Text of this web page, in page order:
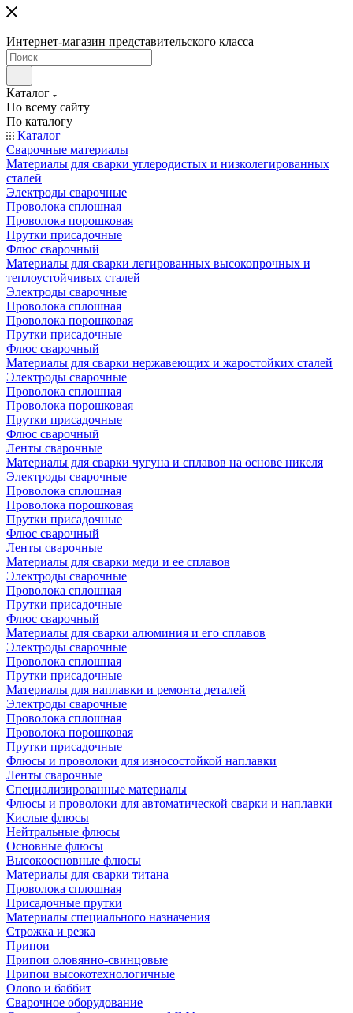
Интернет-магазин представительского класса
Каталог
По всему сайту
По каталогу
Каталог
Сварочные материалы
Материалы для сварки углеродистых и низколегированных
сталей
Электроды сварочные
Проволока сплошная
Проволока порошковая
Прутки присадочные
Флюс сварочный
Материалы для сварки легированных высокопрочных и
теплоустойчивых сталей
Электроды сварочные
Проволока сплошная
Проволока порошковая
Прутки присадочные
Флюс сварочный
Материалы для сварки нержавеющих и жаростойких сталей
Электроды сварочные
Проволока сплошная
Проволока порошковая
Прутки присадочные
Флюс сварочный
Ленты сварочные
Материалы для сварки чугуна и сплавов на основе никеля
Электроды сварочные
Проволока сплошная
Проволока порошковая
Прутки присадочные
Флюс сварочный
Ленты сварочные
Материалы для сварки меди и ее сплавов
Электроды сварочные
Проволока сплошная
Прутки присадочные
Флюс сварочный
Материалы для сварки алюминия и его сплавов
Электроды сварочные
Проволока сплошная
Прутки присадочные
Материалы для наплавки и ремонта деталей
Электроды сварочные
Проволока сплошная
Проволока порошковая
Прутки присадочные
Флюсы и проволоки для износостойкой наплавки
Ленты сварочные
Специализированные материалы
Флюсы и проволоки для автоматической сварки и наплавки
Кислые флюсы
Нейтральные флюсы
Основные флюсы
Высокоосновные флюсы
Материалы для сварки титана
Проволока сплошная
Присадочные прутки
Материалы специального назначения
Строжка и резка
Припои
Припои оловянно-свинцовые
Припои высокотехнологичные
Олово и баббит
Сварочное оборудование